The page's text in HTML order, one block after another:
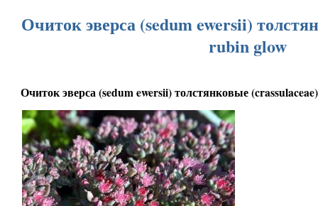
Очиток эверса (sedum ewersii)
rubin glow
Очиток эверса (sedum ewersii) толстянковые